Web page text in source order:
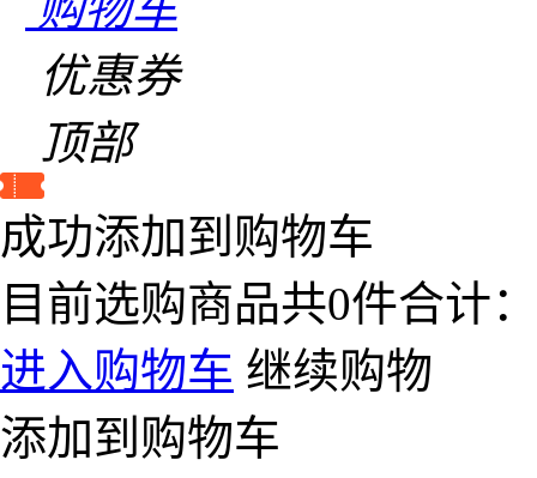
优惠券
顶部
成功添加到购物车
目前选购商品共0件合计：
进入购物车 继续购物
添加到购物车